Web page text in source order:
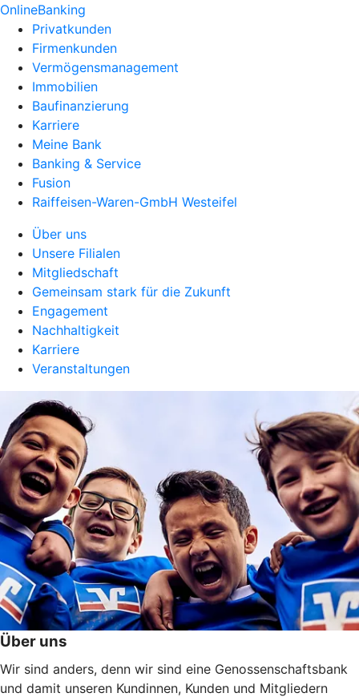
OnlineBanking
Privatkunden
Firmenkunden
Vermögensmanagement
Immobilien
Baufinanzierung
Karriere
Meine Bank
Banking & Service
Fusion
Raiffeisen-Waren-GmbH Westeifel
Über uns
Unsere Filialen
Mitgliedschaft
Gemeinsam stark für die Zukunft
Engagement
Nachhaltigkeit
Karriere
Veranstaltungen
Über uns
Wir sind anders, denn wir sind eine Genossenschaftsbank
und damit unseren Kundinnen, Kunden und Mitgliedern